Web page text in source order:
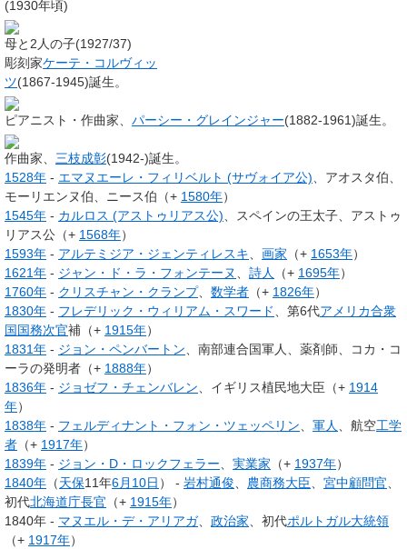
(1930年頃)
母と2人の子(1927/37)
彫刻家ケーテ・コルヴィッ
ツ(1867-1945)誕生。
ピアニスト・作曲家、 パーシー・グレインジャー(1882-1961)誕生。
作曲家、 三枝成彰(1942-)誕生。
1528年 - エマヌエーレ・フィリベルト (サヴォイア公) 、アオスタ伯、
モーリエンヌ伯、ニース伯（+ 1580年）
1545年 - カルロス (アストゥリアス公) 、スペインの王太子、アストゥ
リアス公（+ 1568年）
1593年 - アルテミジア・ジェンティレスキ 画家 （+ 1653年）
1621年 - ジャン・ド・ラ・フォンテーヌ 詩人 （+ 1695年）
1760年 - クリスチャン・クランプ、 数学者 （+ 1826年）
1830年 - フレデリック・ウィリアム・スワード 、第6代アメリカ合衆
国国務次官補（+ 1915年）
1831年 - ジョン・ペンバートン 、南部連合国軍人、薬剤師、コカ・コ
ーラの発明者（+ 1888年）
1836年 - ジョゼフ・チェンバレン 、イギリス植民地大臣（+ 1914
年）
1838年 - フェルディナント・フォン・ツェッペリン 軍人 、航空工学
者 （+ 1917年）
1839年 - ジョン・D・ロックフェラー 実業家 （+ 1937年）
1840年 （天保11年6月10日 ） - 岩村通俊 農商務大臣 宮中顧問官
初代北海道庁長官 （+ 1915年）
1840年 - マヌエル・デ・アリアガ、 政治家 、初代ポルトガル大統領
（+ 1917年）